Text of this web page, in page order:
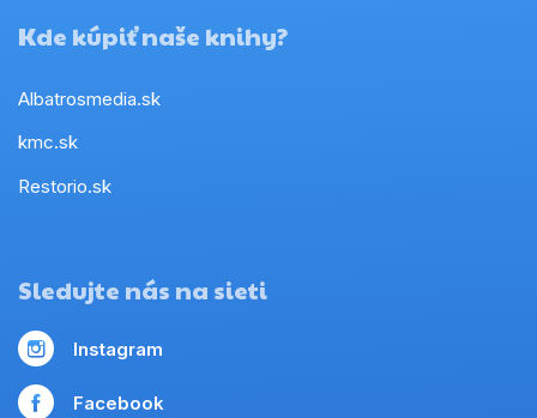
Kde kúpiť naše knihy?
Albatrosmedia.sk
kmc.sk
Restorio.sk
Sledujte nás na sieti
Instagram
Facebook